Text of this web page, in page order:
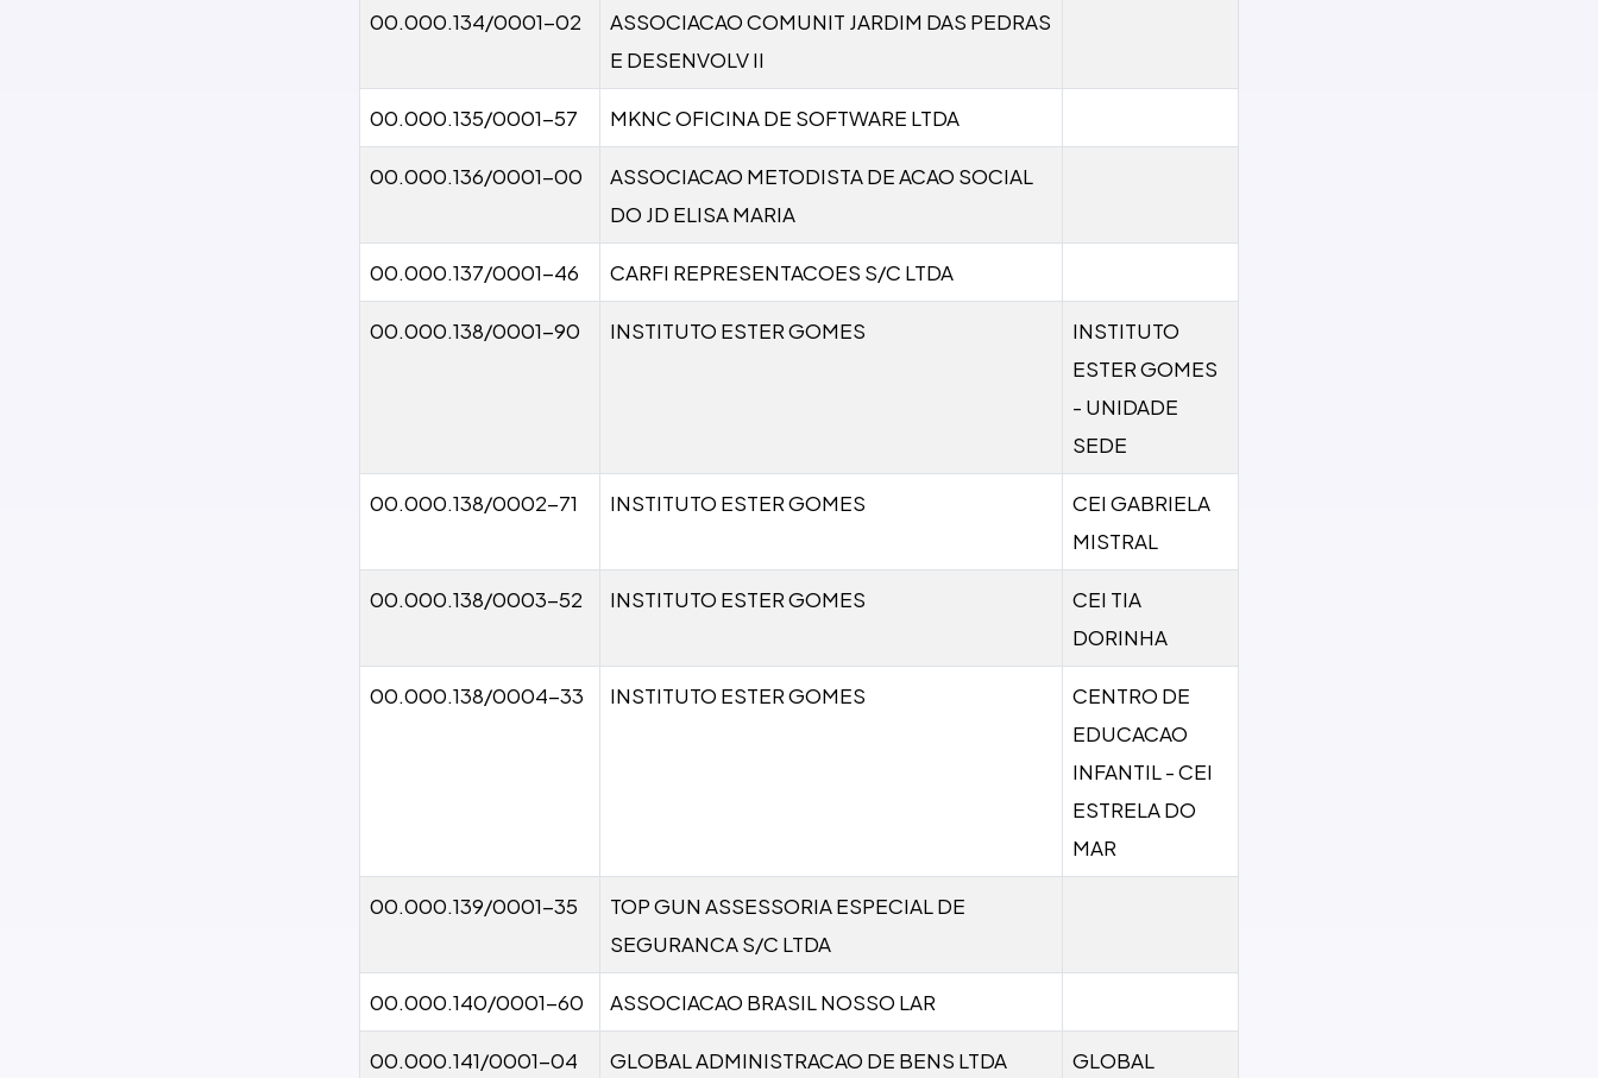
00.000.134/0001-02
ASSOCIACAO COMUNIT JARDIM DAS PEDRAS
E DESENVOLV II
00.000.135/0001-57 MKNC OFICINA DE SOFTWARE LTDA
00.000.136/0001-00
ASSOCIACAO METODISTA DE ACAO SOCIAL
DO JD ELISA MARIA
00.000.137/0001-46 CARFI REPRESENTACOES S/C LTDA
00.000.138/0001-90 INSTITUTO ESTER GOMES
INSTITUTO
ESTER GOMES
- UNIDADE
SEDE
00.000.138/0002-71 INSTITUTO ESTER GOMES
CEI GABRIELA
MISTRAL
00.000.138/0003-52 INSTITUTO ESTER GOMES
CEI TIA
DORINHA
00.000.138/0004-33 INSTITUTO ESTER GOMES
CENTRO DE
EDUCACAO
INFANTIL - CEI
ESTRELA DO
MAR
00.000.139/0001-35
TOP GUN ASSESSORIA ESPECIAL DE
SEGURANCA S/C LTDA
00.000.140/0001-60 ASSOCIACAO BRASIL NOSSO LAR
00.000.141/0001-04 GLOBAL ADMINISTRACAO DE BENS LTDA GLOBAL